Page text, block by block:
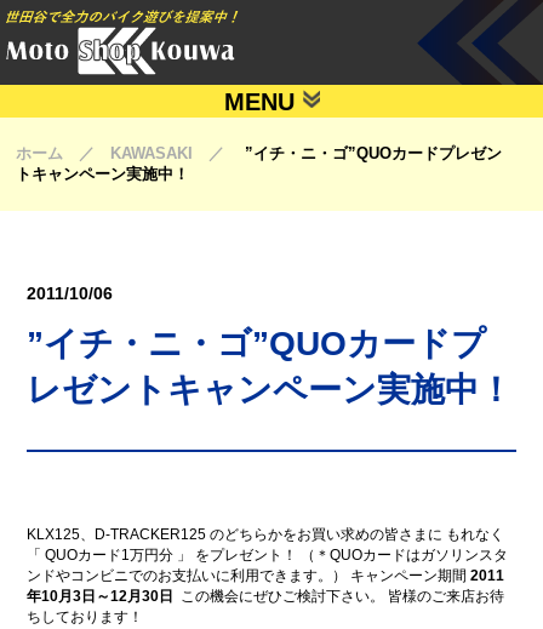
MENU
ホーム ／ KAWASAKI ／ ”イチ・ニ・ゴ”QUOカードプレゼン
トキャンペーン実施中！
2011/10/06
”イチ・ニ・ゴ”QUOカードプ
レゼントキャンペーン実施中！
KLX125、D-TRACKER125 のどちらかをお買い求めの皆さまに もれなく
「 QUOカード1万円分 」 をプレゼント！ （＊QUOカードはガソリンスタ
ンドやコンビニでのお支払いに利用できます。） キャンペーン期間2011
年10月3日～12月30日
この機会にぜひご検討下さい。 皆様のご来店お待
ちしております！